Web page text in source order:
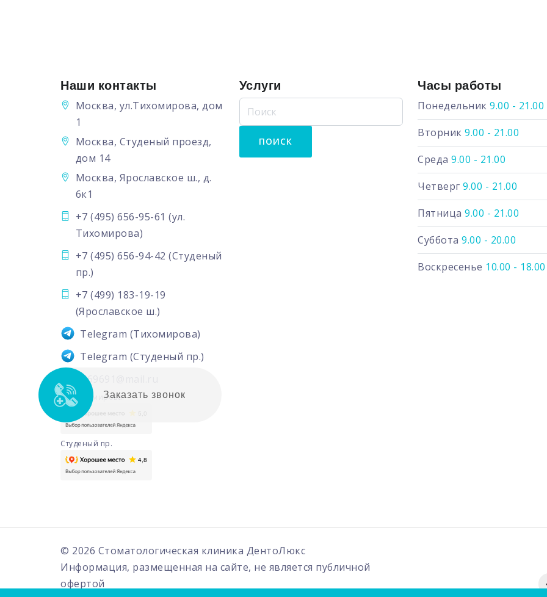
Наши контакты
Москва, ул.Тихомирова, дом
1
Москва, Студеный проезд,
дом 14
Москва, Ярославское ш., д.
6к1
+7 (495) 656-95-61 (ул.
Тихомирова)
+7 (495) 656-94-42 (Студеный
пр.)
+7 (499) 183-19-19
(Ярославское ш.)
Telegram (Тихомирова)
Telegram (Студеный пр.)
6569691@mail.ru
ул. Тихомирова.
Студеный пр.
Услуги Часы работы
Понедельник 9.00 - 21.00
Вторник 9.00 - 21.00
Среда 9.00 - 21.00
Четверг 9.00 - 21.00
Пятница 9.00 - 21.00
Суббота 9.00 - 20.00
Воскресенье 10.00 - 18.00
© 2026 Стоматологическая клиника ДентоЛюкс
Информация, размещенная на сайте, не является публичной
офертой
Заказать звонок